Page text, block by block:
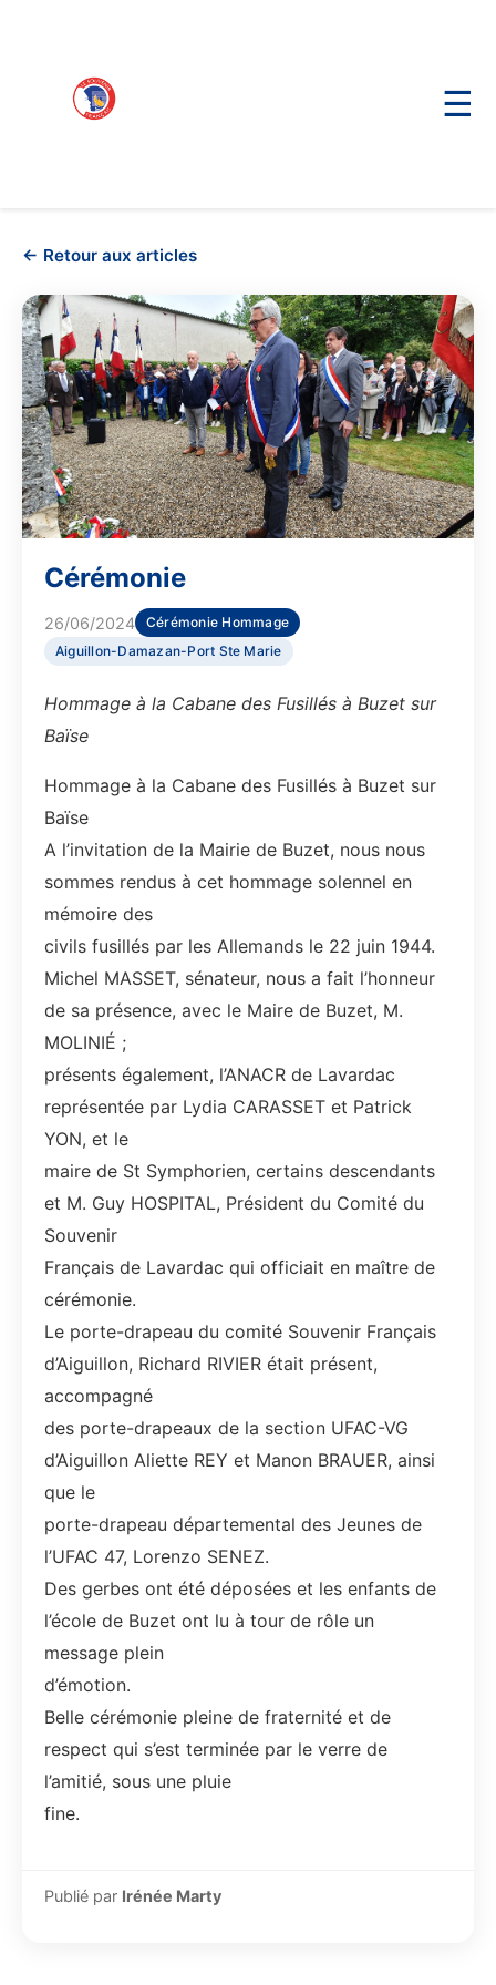
☰
← Retour aux articles
Cérémonie
26/06/2024
Cérémonie Hommage
Aiguillon-Damazan-Port Ste Marie
Hommage à la Cabane des Fusillés à Buzet sur
Baïse
Hommage à la Cabane des Fusillés à Buzet sur
Baïse
A l’invitation de la Mairie de Buzet, nous nous
sommes rendus à cet hommage solennel en
mémoire des
civils fusillés par les Allemands le 22 juin 1944.
Michel MASSET, sénateur, nous a fait l’honneur
de sa présence, avec le Maire de Buzet, M.
MOLINIÉ ;
présents également, l’ANACR de Lavardac
représentée par Lydia CARASSET et Patrick
YON, et le
maire de St Symphorien, certains descendants
et M. Guy HOSPITAL, Président du Comité du
Souvenir
Français de Lavardac qui officiait en maître de
cérémonie.
Le porte-drapeau du comité Souvenir Français
d’Aiguillon, Richard RIVIER était présent,
accompagné
des porte-drapeaux de la section UFAC-VG
d’Aiguillon Aliette REY et Manon BRAUER, ainsi
que le
porte-drapeau départemental des Jeunes de
l’UFAC 47, Lorenzo SENEZ.
Des gerbes ont été déposées et les enfants de
l’école de Buzet ont lu à tour de rôle un
message plein
d’émotion.
Belle cérémonie pleine de fraternité et de
respect qui s’est terminée par le verre de
l’amitié, sous une pluie
fine.
Publié par Irénée Marty